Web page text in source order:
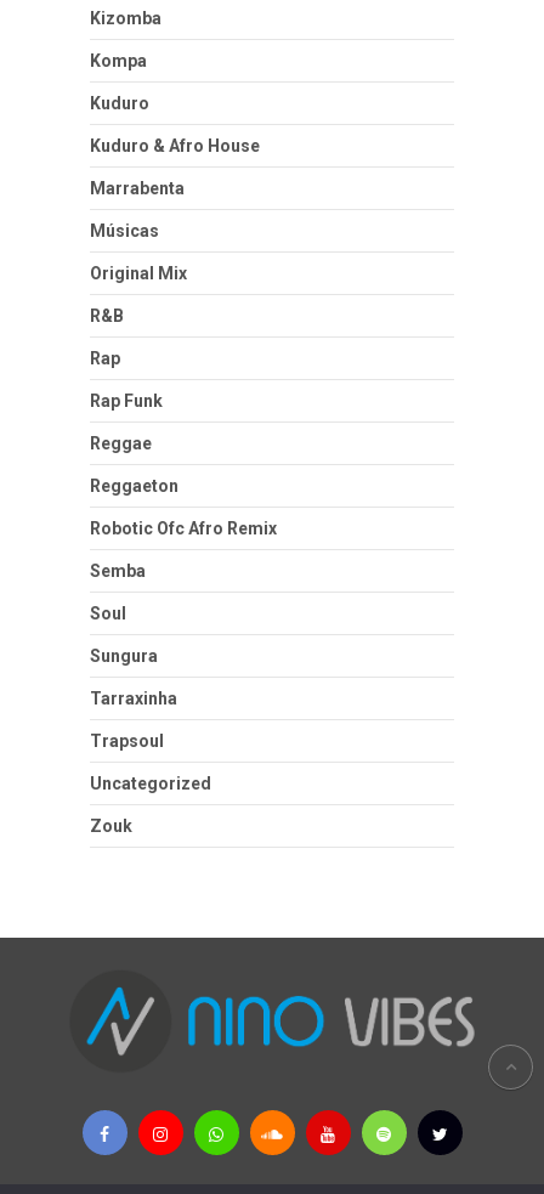
Kizomba
Kompa
Kuduro
Kuduro & Afro House
Marrabenta
Músicas
Original Mix
R&B
Rap
Rap Funk
Reggae
Reggaeton
Robotic Ofc Afro Remix
Semba
Soul
Sungura
Tarraxinha
Trapsoul
Uncategorized
Zouk